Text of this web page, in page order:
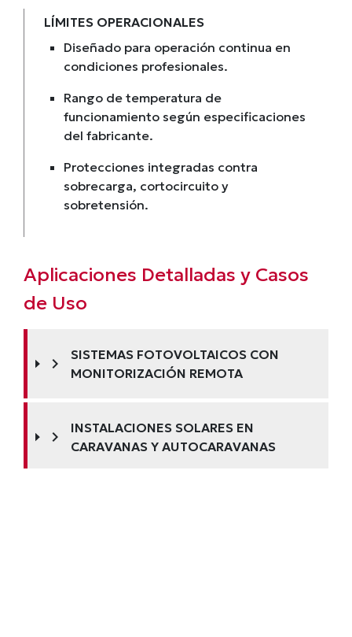
LÍMITES OPERACIONALES
Diseñado para operación continua en
condiciones profesionales.
Rango de temperatura de
funcionamiento según especificaciones
del fabricante.
Protecciones integradas contra
sobrecarga, cortocircuito y
sobretensión.
Aplicaciones Detalladas y Casos
de Uso
chevron_right
SISTEMAS FOTOVOLTAICOS CON
MONITORIZACIÓN REMOTA
chevron_right
INSTALACIONES SOLARES EN
CARAVANAS Y AUTOCARAVANAS